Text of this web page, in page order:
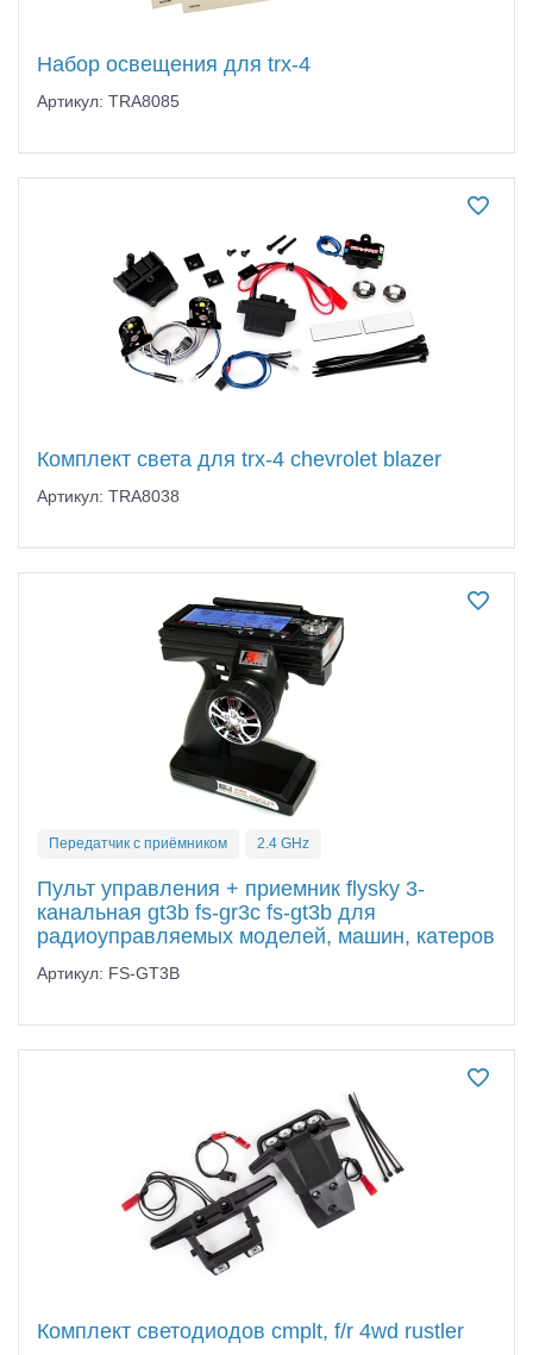
Набор освещения для trx-4
Артикул: TRA8085
Комплект света для trx-4 chevrolet blazer
Артикул: TRA8038
Передатчик с приёмником 2.4 GHz
Пульт управления + приемник flysky 3-
канальная gt3b fs-gr3c fs-gt3b для
радиоуправляемых моделей, машин, катеров
Артикул: FS-GT3B
Комплект светодиодов cmplt, f/r 4wd rustler